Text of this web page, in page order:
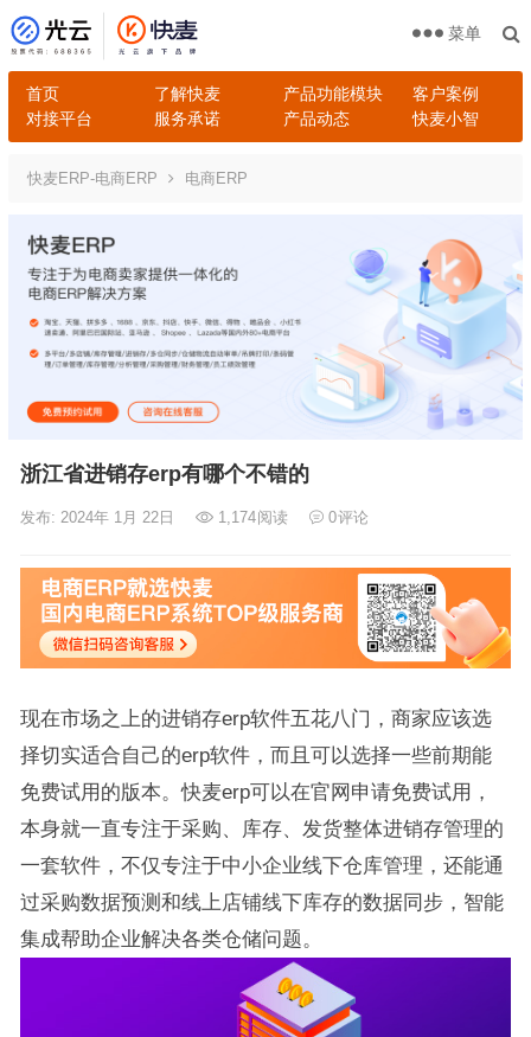
首页 了解快麦 产品功能模块
客户案例
对接平台
服务承诺 产品动态 快麦小智
菜单
快麦ERP-电商ERP 电商ERP
浙江省进销存erp有哪个不错的
发布: 2024年 1月 22日 1,174阅读 0评论
现在市场之上的进销存erp软件五花八门，商家应该选
择切实适合自己的erp软件，而且可以选择一些前期能
免费试用的版本。快麦erp可以在官网申请免费试用，
本身就一直专注于采购、库存、发货整体进销存管理的
一套软件，不仅专注于中小企业线下仓库管理，还能通
过采购数据预测和线上店铺线下库存的数据同步，智能
集成帮助企业解决各类仓储问题。